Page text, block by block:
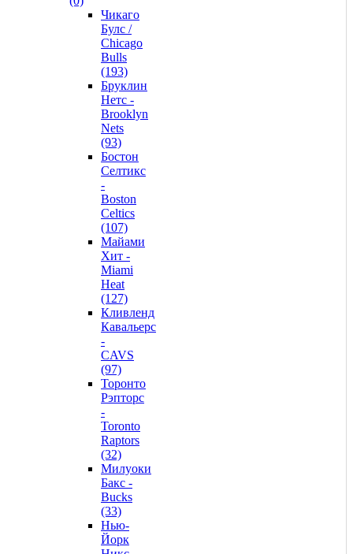
Чикаго
Булс /
Chicago
Bulls
(193)
Бруклин
Нетс -
Brooklyn
Nets
(93)
Бостон
Селтикс
-
Boston
Celtics
(107)
Майами
Хит -
Miami
Heat
(127)
Кливленд
Кавальерс
-
CAVS
(97)
Торонто
Рэпторс
-
Toronto
Raptors
(32)
Милуоки
Бакс -
Bucks
(33)
Нью-
Йорк